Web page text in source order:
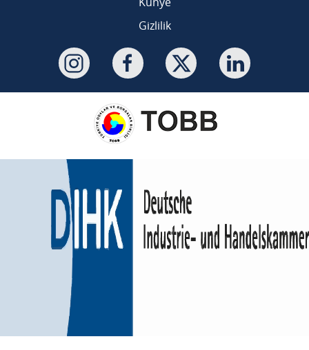
Gizlilik